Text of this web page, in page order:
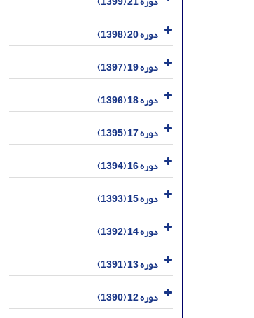
دوره 20 (1398)
دوره 19 (1397)
دوره 18 (1396)
دوره 17 (1395)
دوره 16 (1394)
دوره 15 (1393)
دوره 14 (1392)
دوره 13 (1391)
دوره 12 (1390)